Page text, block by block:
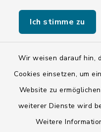
Ich stimme zu
Wir weisen darauf hin,
Cookies einsetzen, um
Website zu
weiterer Dienste wird
Weitere